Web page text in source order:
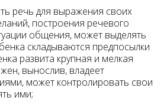
речь для выражения своих
построения речевого
общения, может выделять
складываются предпосылки
развита крупная и мелкая
вынослив, владеет
может контролировать свои
ими;